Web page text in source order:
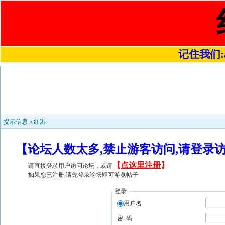
记住我们
提示信息 » 红港
【论坛人数太多,禁止游客访问,请登
请直接登录用户访问论坛，或请 【 点这里注册】
如果您已注册,请先登录论坛即可游览帖子
登录
用户名
密 码